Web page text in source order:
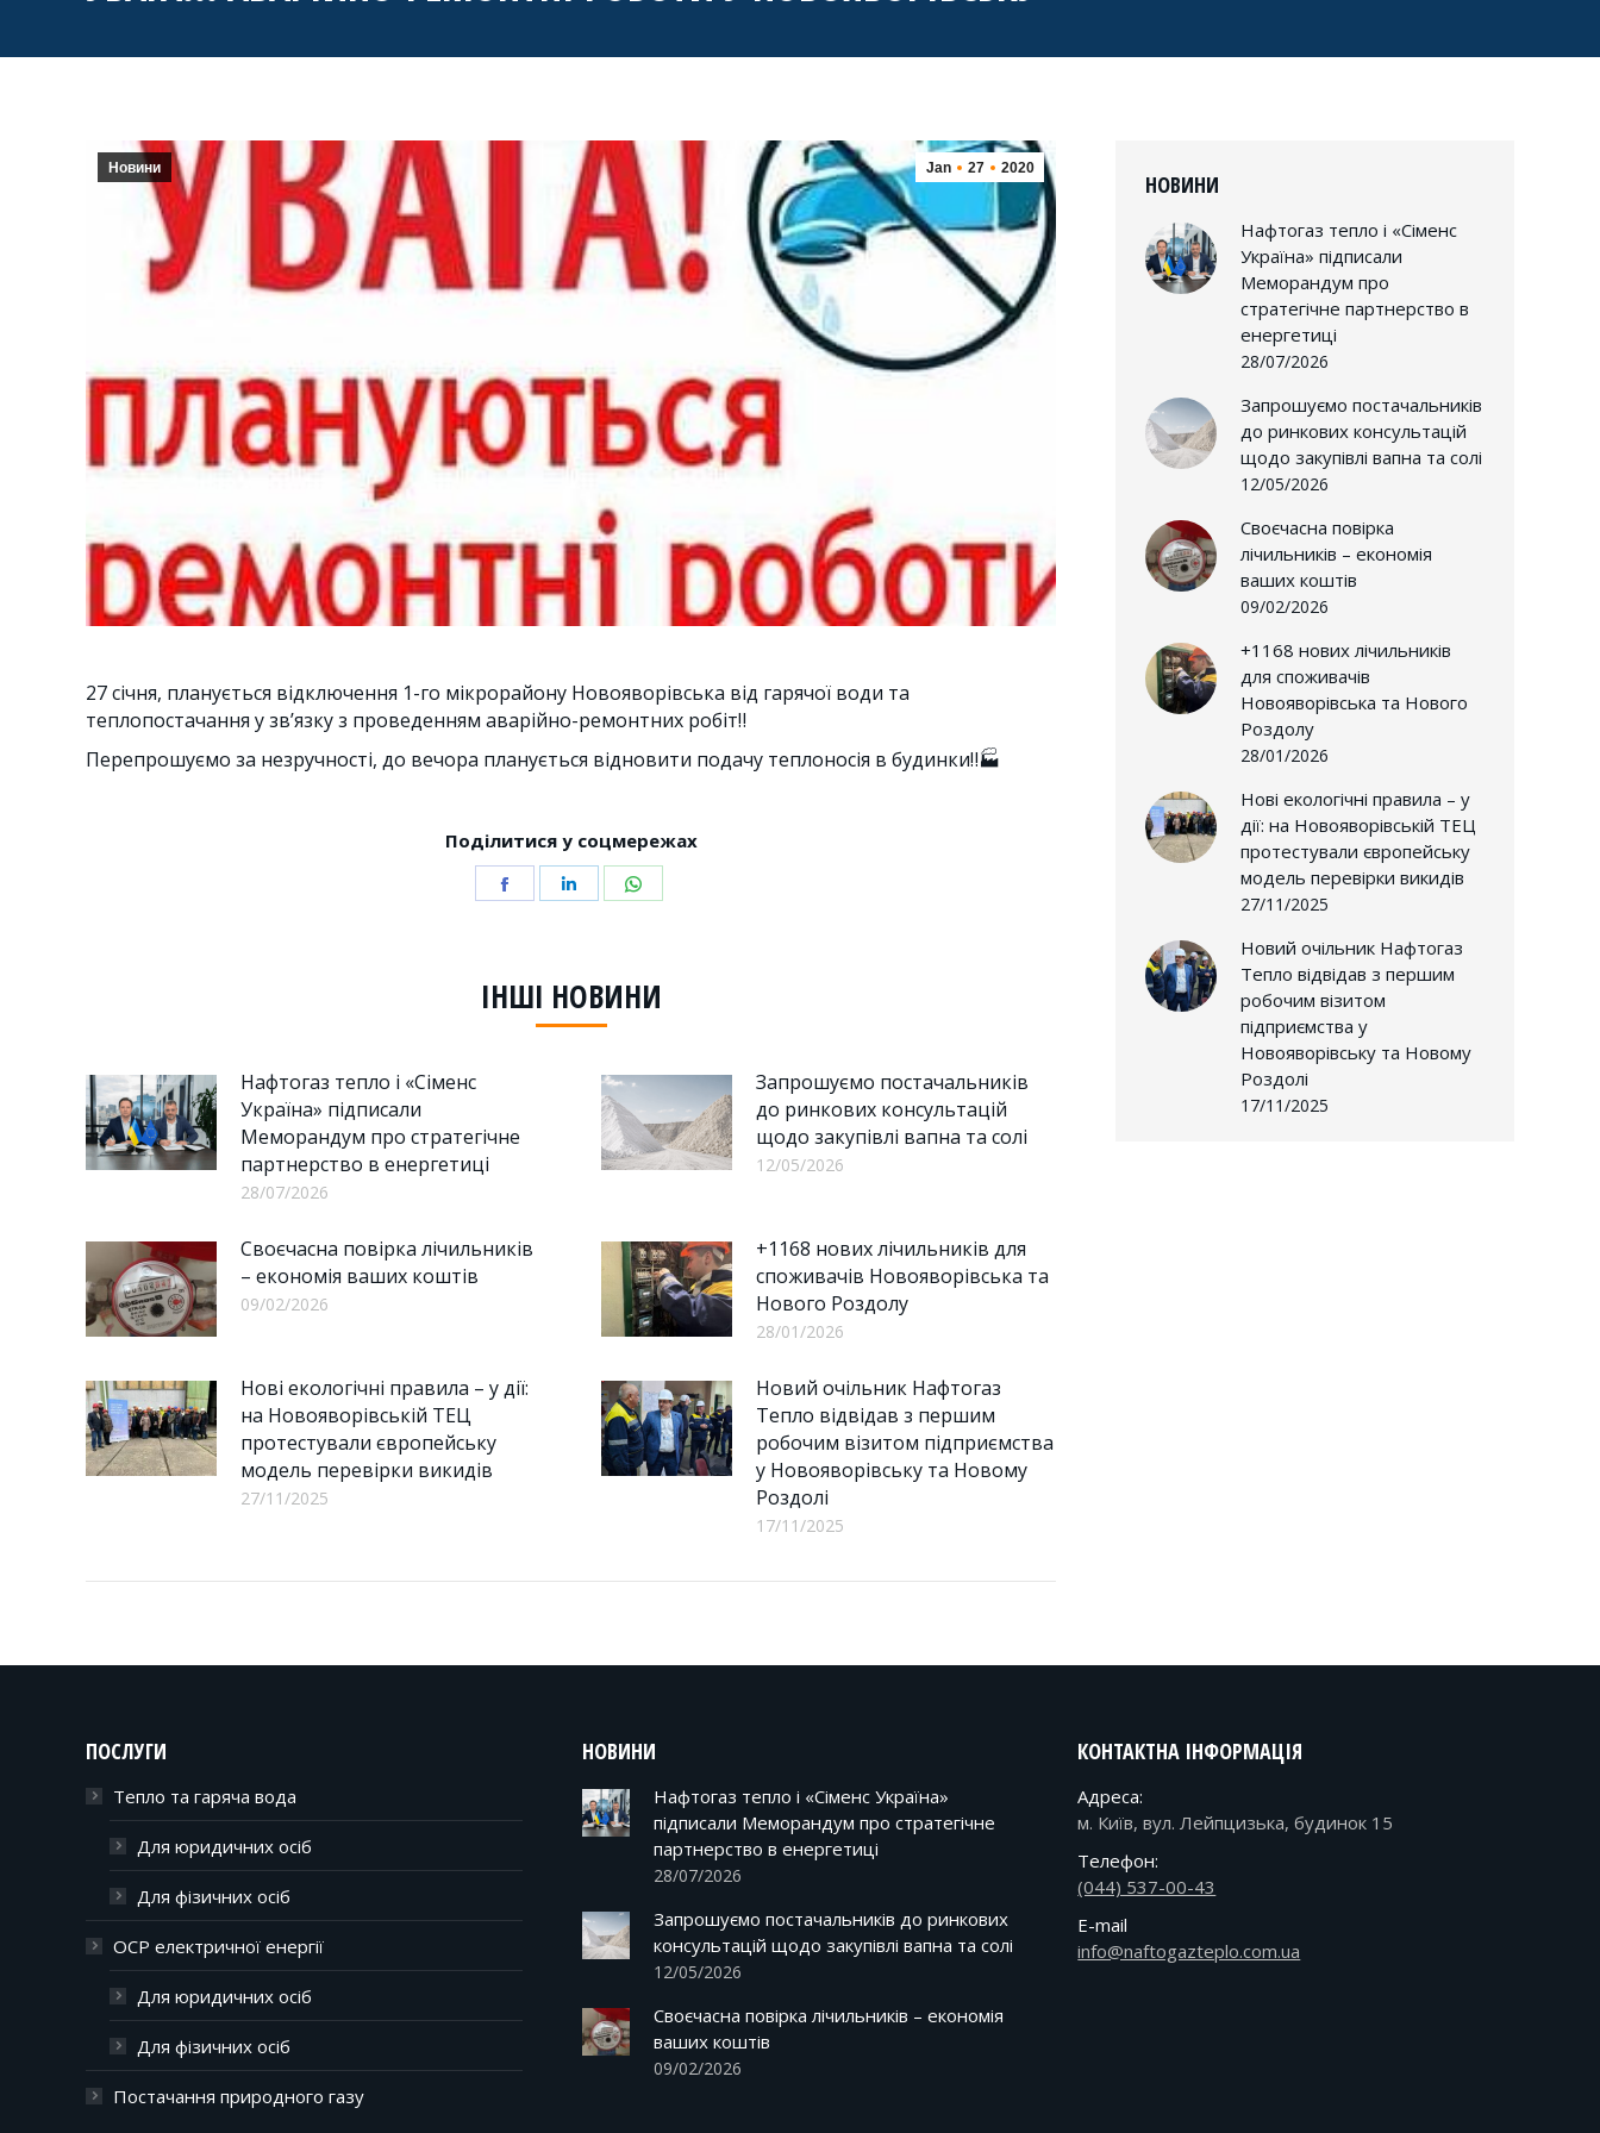
Jan 27 2020
Новини
27 січня, планується відключення 1-го мікрорайону Новояворівська від гарячої води та
теплопостачання у зв’язку з проведенням аварійно-ремонтних робіт‼
Перепрошуємо за незручності, до вечора планується відновити подачу теплоносія в будинки‼🏭
Поділитися у соцмережах
Share
Share
ІНШІ НОВИНИ
Нафтогаз тепло і «Сіменс
Україна» підписали
Меморандум про стратегічне
партнерство в енергетиці
28/07/2026
Запрошуємо постачальників
до ринкових консультацій
щодо закупівлі вапна та солі
12/05/2026
Своєчасна повірка лічильників
– економія ваших коштів
09/02/2026
+1168 нових лічильників для
споживачів Новояворівська та
Нового Роздолу
28/01/2026
Нові екологічні правила – у дії:
на Новояворівській ТЕЦ
протестували європейську
модель перевірки викидів
27/11/2025
Новий очільник Нафтогаз
Тепло відвідав з першим
робочим візитом підприємства
у Новояворівську та Новому
Роздолі
17/11/2025
НОВИНИ
Нафтогаз тепло і «Сіменс
Україна» підписали
Меморандум про
стратегічне партнерство в
енергетиці
28/07/2026
Запрошуємо постачальників
до ринкових консультацій
щодо закупівлі вапна та солі
12/05/2026
Своєчасна повірка
лічильників – економія
ваших коштів
09/02/2026
+1168 нових лічильників
для споживачів
Новояворівська та Нового
Роздолу
28/01/2026
Нові екологічні правила – у
дії: на Новояворівській ТЕЦ
протестували європейську
модель перевірки викидів
27/11/2025
Новий очільник Нафтогаз
Тепло відвідав з першим
робочим візитом
підприємства у
Новояворівську та Новому
Роздолі
17/11/2025
ПОСЛУГИ
Тепло та гаряча вода
Для юридичних осіб
Для фізичних осіб
ОСР електричної енергії
Для юридичних осіб
Для фізичних осіб
Постачання природного газу
НОВИНИ
Нафтогаз тепло і «Сіменс Україна»
підписали Меморандум про стратегічне
партнерство в енергетиці
28/07/2026
Запрошуємо постачальників до ринкових
консультацій щодо закупівлі вапна та солі
12/05/2026
Своєчасна повірка лічильників – економія
ваших коштів
09/02/2026
КОНТАКТНА ІНФОРМАЦІЯ
Адреса:
м. Київ, вул. Лейпцизька, будинок 15
Телефон:
(044) 537-00-43
E-mail
info@naftogazteplo.com.ua